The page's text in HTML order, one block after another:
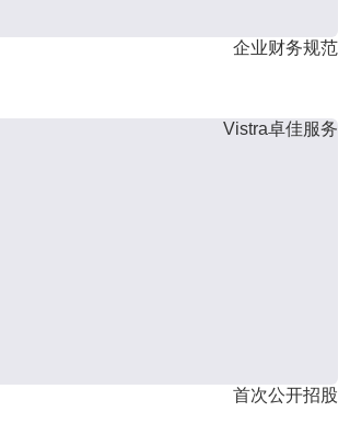
企业财务规范
Vistra卓佳服务
首次公开招股